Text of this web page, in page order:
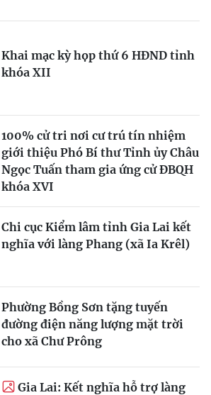
Khai mạc kỳ họp thứ 6 HĐND tỉnh
khóa XII
100% cử tri nơi cư trú tín nhiệm
giới thiệu Phó Bí thư Tỉnh ủy Châu
Ngọc Tuấn tham gia ứng cử ĐBQH
khóa XVI
Chi cục Kiểm lâm tỉnh Gia Lai kết
nghĩa với làng Phang (xã Ia Krêl)
Phường Bồng Sơn tặng tuyến
đường điện năng lượng mặt trời
cho xã Chư Prông
Gia Lai: Kết nghĩa hỗ trợ làng